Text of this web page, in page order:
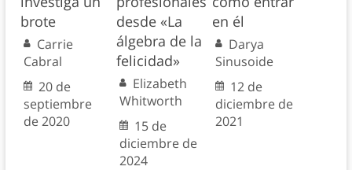
brote
Carrie
Cabral
20 de
septiembre
de 2020
desde «La
álgebra de la
felicidad»
Elizabeth
Whitworth
15 de
diciembre de
2024
en él
Darya
Sinusoide
12 de
diciembre de
2021